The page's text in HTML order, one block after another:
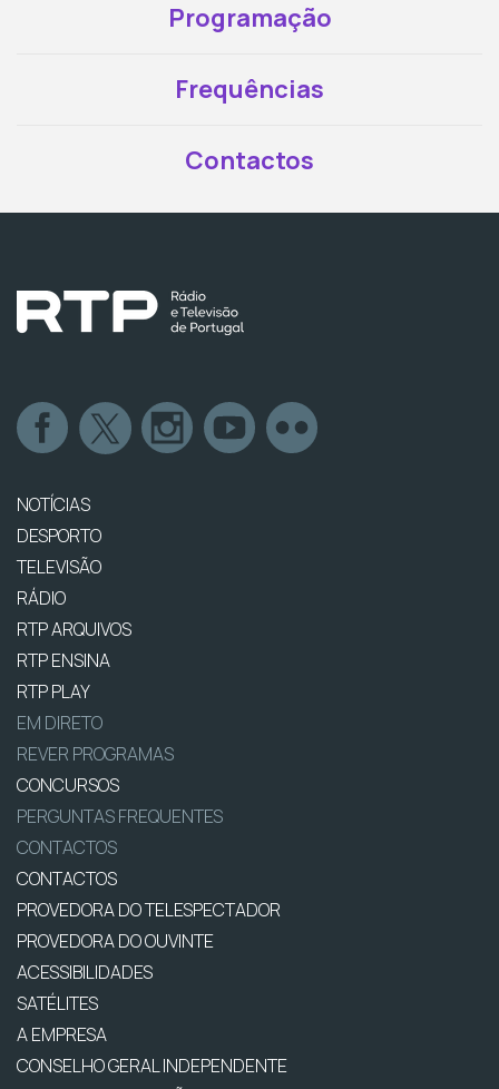
Programação
Frequências
Contactos
NOTÍCIAS
DESPORTO
TELEVISÃO
RÁDIO
RTP ARQUIVOS
RTP ENSINA
RTP PLAY
EM DIRETO
REVER PROGRAMAS
CONCURSOS
PERGUNTAS FREQUENTES
CONTACTOS
CONTACTOS
PROVEDORA DO TELESPECTADOR
PROVEDORA DO OUVINTE
ACESSIBILIDADES
SATÉLITES
A EMPRESA
CONSELHO GERAL INDEPENDENTE